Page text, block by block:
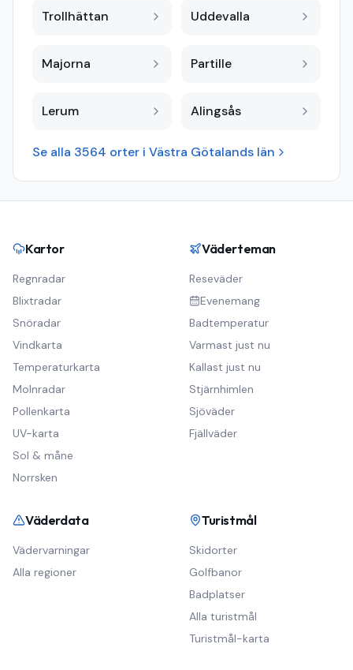
Trollhättan Uddevalla
Majorna Partille
Lerum Alingsås
Se alla 3564 orter i Västra Götalands län
Kartor
Regnradar
Blixtradar
Snöradar
Vindkarta
Temperaturkarta
Molnradar
Pollenkarta
UV-karta
Sol & måne
Norrsken
Väderteman
Reseväder
Evenemang
Badtemperatur
Varmast just nu
Kallast just nu
Stjärnhimlen
Sjöväder
Fjällväder
Väderdata
Vädervarningar
Alla regioner
Turistmål
Skidorter
Golfbanor
Badplatser
Alla turistmål
Turistmål-karta